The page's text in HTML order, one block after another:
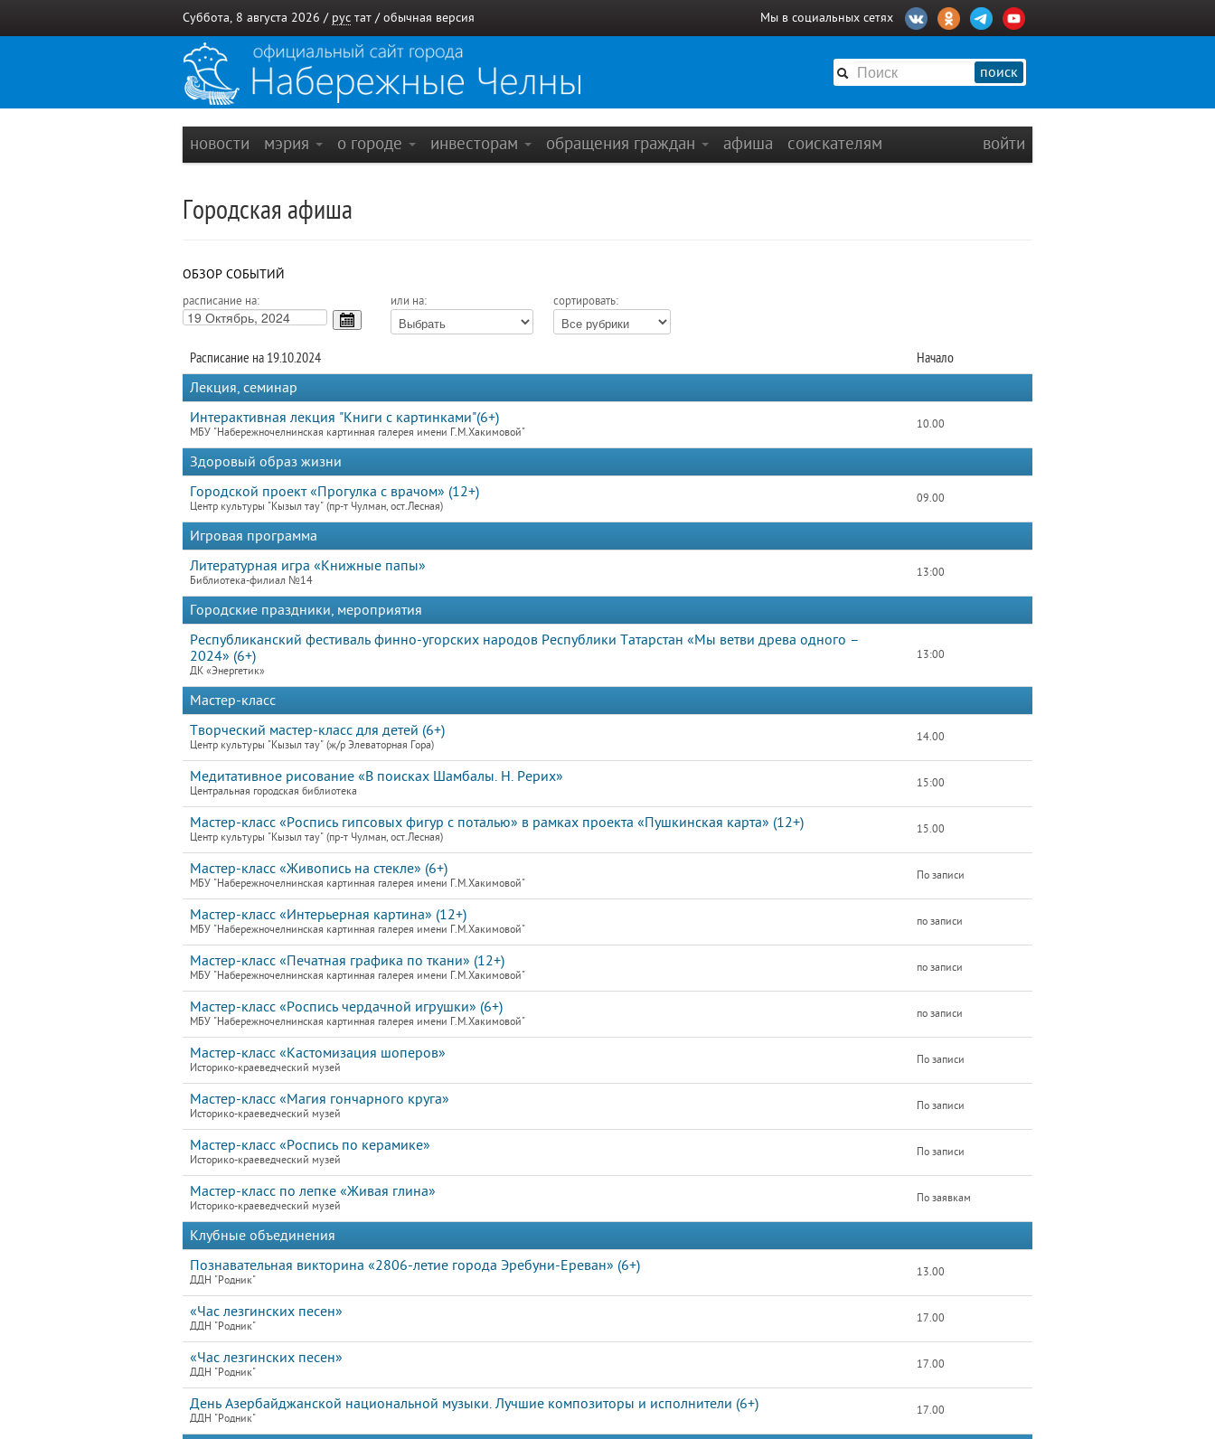
Суббота, 8 августа 2026 / рус тат / обычная версия Мы в социальных сетях
поиск
новости мэрия о городе инвесторам обращения граждан афиша соискателям войти
Городская афиша
ОБЗОР СОБЫТИЙ
расписание на: или на: сортировать:
Расписание на 19.10.2024
Начало
Лекция, семинар
Интерактивная лекция "Книги с картинками"(6+)
МБУ "Набережночелнинская картинная галерея имени Г.М.Хакимовой"
10.00
Здоровый образ жизни
Городской проект «Прогулка с врачом» (12+)
Центр культуры "Кызыл тау" (пр-т Чулман, ост.Лесная)
09.00
Игровая программа
Литературная игра «Книжные папы»
Библиотека-филиал №14
13:00
Городские праздники, мероприятия
Республиканский фестиваль финно-угорских народов Республики Татарстан «Мы ветви древа одного –
2024» (6+)
ДК «Энергетик»
13:00
Мастер-класс
Творческий мастер-класс для детей (6+)
Центр культуры "Кызыл тау" (ж/р Элеваторная Гора)
14.00
Медитативное рисование «В поисках Шамбалы. Н. Рерих»
Центральная городская библиотека
15:00
Мастер-класс «Роспись гипсовых фигур с поталью» в рамках проекта «Пушкинская карта» (12+)
Центр культуры "Кызыл тау" (пр-т Чулман, ост.Лесная)
15.00
Мастер-класс «Живопись на стекле» (6+)
МБУ "Набережночелнинская картинная галерея имени Г.М.Хакимовой"
По записи
Мастер-класс «Интерьерная картина» (12+)
МБУ "Набережночелнинская картинная галерея имени Г.М.Хакимовой"
по записи
Мастер-класс «Печатная графика по ткани» (12+)
МБУ "Набережночелнинская картинная галерея имени Г.М.Хакимовой"
по записи
Мастер-класс «Роспись чердачной игрушки» (6+)
МБУ "Набережночелнинская картинная галерея имени Г.М.Хакимовой"
по записи
Мастер-класс «Кастомизация шоперов»
Историко-краеведческий музей
По записи
Мастер-класс «Магия гончарного круга»
Историко-краеведческий музей
По записи
Мастер-класс «Роспись по керамике»
Историко-краеведческий музей
По записи
Мастер-класс по лепке «Живая глина»
Историко-краеведческий музей
По заявкам
Клубные объединения
Познавательная викторина «2806-летие города Эребуни-Ереван» (6+)
ДДН "Родник"
13.00
«Час лезгинских песен»
ДДН "Родник"
17.00
«Час лезгинских песен»
ДДН "Родник"
17.00
День Азербайджанской национальной музыки. Лучшие композиторы и исполнители (6+)
ДДН "Родник"
17.00